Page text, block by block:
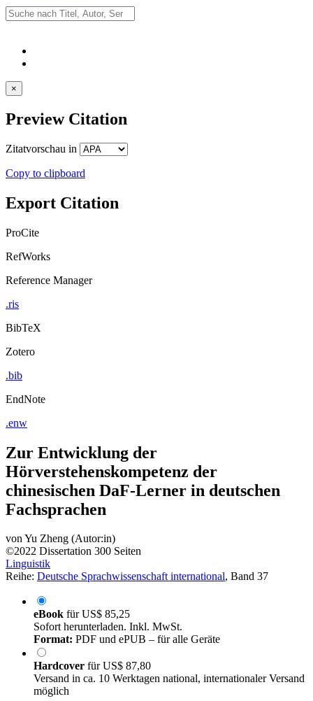
×
Preview Citation
Zitatvorschau in
Copy to clipboard
Export Citation
ProCite
RefWorks
Reference Manager
.ris
BibTeX
Zotero
.bib
EndNote
.enw
Zur Entwicklung der
Hörverstehenskompetenz der
chinesischen DaF-Lerner in deutschen
Fachsprachen
vonYu Zheng (Autor:in)
©2022 Dissertation 300 Seiten
Linguistik
Reihe: Deutsche Sprachwissenschaft international, Band 37
eBook fürUS$ 85,25
Sofort herunterladen. Inkl. MwSt.
Format: PDF und ePUB – für alle Geräte
Hardcover fürUS$ 87,80
Versand in ca. 10 Werktagen national, internationaler Versand
möglich